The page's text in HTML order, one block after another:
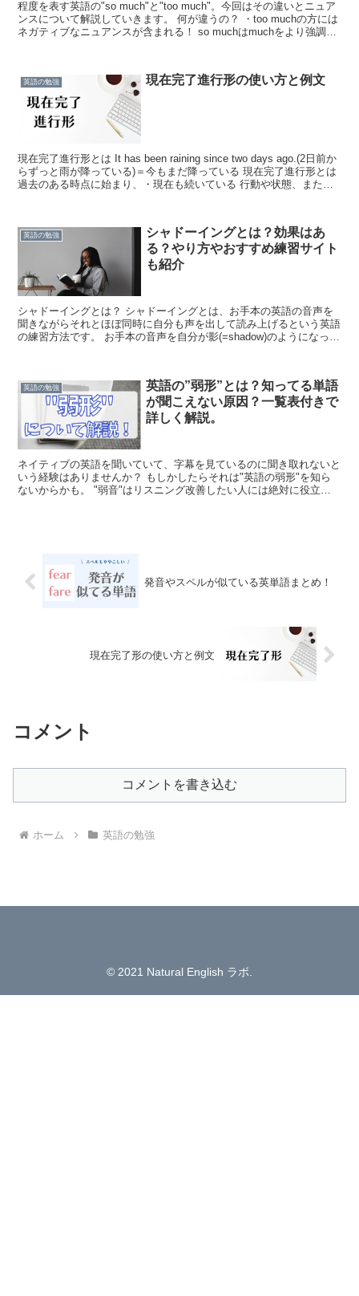
程度を表す英語の"so much"と"too much"。今回はその違いとニュア
ンスについて解説していきます。 何が違うの？ ・too muchの方には
ネガティブなニュアンスが含まれる！ so muchはmuchをより強調す
英語の勉強 現在完了進行形の使い方と例文
現在完了進行形とは It has been raining since two days ago.(2日前か
らずっと雨が降っている)＝今もまだ降っている 現在完了進行形とは
過去のある時点に始まり、・現在も続いている 行動や状態、また
英語の勉強
シャドーイングとは？効果はあ
る？やり方やおすすめ練習サイト
も紹介
シャドーイングとは？ シャドーイングとは、お手本の英語の音声を
聞きながらそれとほぼ同時に自分も声を出して読み上げるという英語
の練習方法です。 お手本の音声を自分が影(=shadow)のようになって
英語の勉強
英語の”弱形”とは？知ってる単語
が聞こえない原因？一覧表付きで
詳しく解説。
ネイティブの英語を聞いていて、字幕を見ているのに聞き取れないと
いう経験はありませんか？ もしかしたらそれは"英語の弱形"を知ら
ないからかも。 "弱音"はリスニング改善したい人には絶対に役立つ
発音やスペルが似ている英単語まとめ！
現在完了形の使い方と例文
コメント
コメントを書き込む
ホーム 英語の勉強
© 2021 Natural English ラボ.